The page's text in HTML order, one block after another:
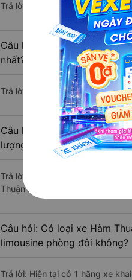
Trả lời: Chuyến xe có giờ xuất
Câu hỏi: Nhà xe đi Hội An -
nhất?
Trả lời: Chuyến xe có giờ xuất
Câu hỏi: Review xe đi Hội
lượng tốt, xuất sắc, cao cấp
Trả lời: Tạm thời chưa đủ review
Thuận nào ở tuyến đường này
Câu hỏi: Có loại xe Hàm
limousine phòng đôi không?
Trả lời: Hiện tại có 1 hãng xe